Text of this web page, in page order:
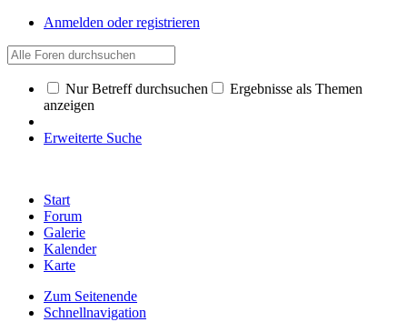
Anmelden oder registrieren
Nur Betreff durchsuchen
Ergebnisse als Themen
anzeigen
Erweiterte Suche
Start
Forum
Galerie
Kalender
Karte
Zum Seitenende
Schnellnavigation